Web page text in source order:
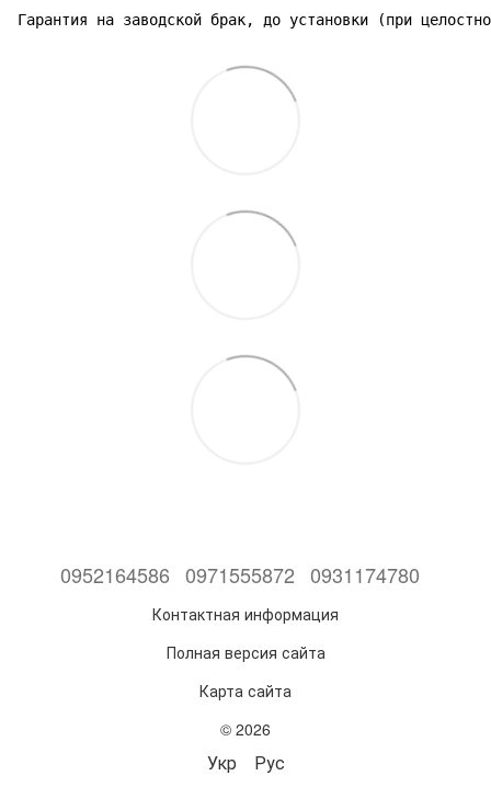
Гарантия на заводской брак, до установки (при
0952164586 0971555872 0931174780
Контактная информация
Полная версия сайта
Карта сайта
© 2026
Укр Рус